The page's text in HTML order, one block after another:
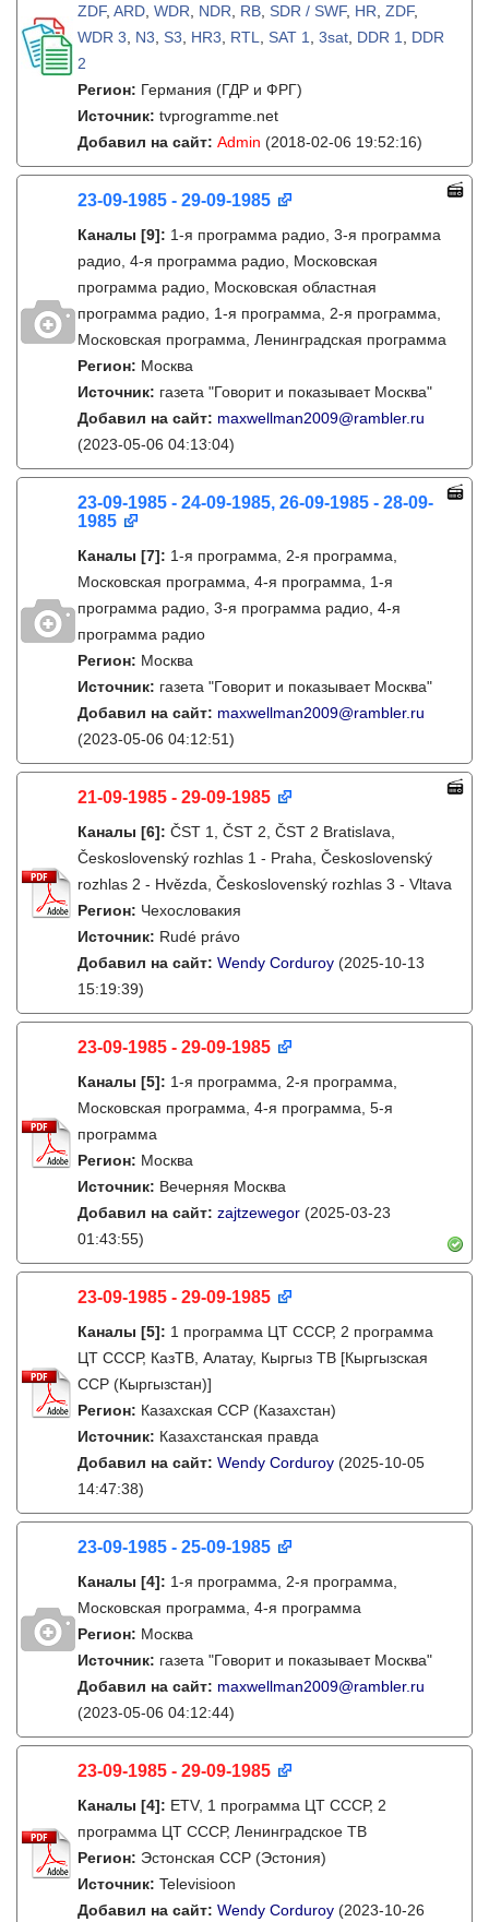
ZDF, ARD WDR NDR RB SDR / SWF, HR ZDF,
WDR 3
N3 S3 HR3 RTL SAT 1 3sat DDR 1
DDR
2
Регион: Германия (ГДР и ФРГ)
Источник: tvprogramme.net
Добавил на сайт: Admin (2018-02-06 19:52:16)
23-09-1985 - 29-09-1985
Каналы [9]: 1-я программа радио, 3-я программа
радио, 4-я программа радио, Московская
программа радио, Московская областная
программа радио, 1-я программа, 2-я программа,
Московская программа, Ленинградская программа
Регион: Москва
Источник: газета "Говорит и показывает Москва"
Добавил на сайт: maxwellman2009@rambler.ru
(2023-05-06 04:13:04)
23-09-1985 - 24-09-1985, 26-09-1985 - 28-09-
1985
Каналы [7]: 1-я программа, 2-я программа,
Московская программа, 4-я программа, 1-я
программа радио, 3-я программа радио, 4-я
программа радио
Регион: Москва
Источник: газета "Говорит и показывает Москва"
Добавил на сайт: maxwellman2009@rambler.ru
(2023-05-06 04:12:51)
21-09-1985 - 29-09-1985
Каналы [6]: ČST 1, ČST 2, ČST 2 Bratislava,
Československý rozhlas 1 - Praha, Československý
rozhlas 2 - Hvězda, Československý rozhlas 3 - Vltava
Регион: Чехословакия
Источник: Rudé právo
Добавил на сайт: Wendy Corduroy (2025-10-13
15:19:39)
23-09-1985 - 29-09-1985
Каналы [5]: 1-я программа, 2-я программа,
Московская программа, 4-я программа, 5-я
программа
Регион: Москва
Источник: Вечерняя Москва
Добавил на сайт: zajtzewegor (2025-03-23
01:43:55)
23-09-1985 - 29-09-1985
Каналы [5]: 1 программа ЦТ СССР, 2 программа
ЦТ СССР, КазТВ, Алатау, Кыргыз ТВ [Кыргызская
ССР (Кыргызстан)]
Регион: Казахская ССР (Казахстан)
Источник: Казахстанская правда
Добавил на сайт: Wendy Corduroy (2025-10-05
14:47:38)
23-09-1985 - 25-09-1985
Каналы [4]: 1-я программа, 2-я программа,
Московская программа, 4-я программа
Регион: Москва
Источник: газета "Говорит и показывает Москва"
Добавил на сайт: maxwellman2009@rambler.ru
(2023-05-06 04:12:44)
23-09-1985 - 29-09-1985
Каналы [4]: ETV, 1 программа ЦТ СССР, 2
программа ЦТ СССР, Ленинградское ТВ
Регион: Эстонская ССР (Эстония)
Источник: Televisioon
Добавил на сайт: Wendy Corduroy (2023-10-26